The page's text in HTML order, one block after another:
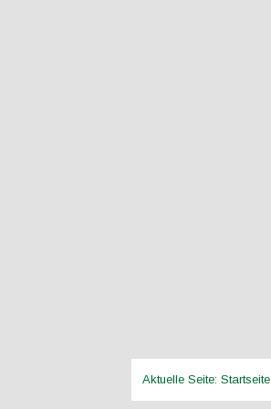
Aktuelle Seite:Startseite